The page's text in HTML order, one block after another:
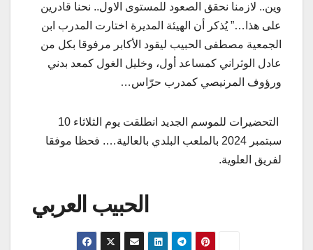
وين.. لازمنا نحقق الصعود للمستوى الاول.. نحنا قادرين
على هذا…” يُذكر أن الهيئة المديرة اختارت المدرب ابن
الجمعية مصطفى الحبيب ليقود الأكابر مرفوقا بكل من
عادل الوثراني كمساعد أول، وخليل الغول كمعد بدني
ورؤوف المرنيصي كمدرب حرّاس…
التحضيرات للموسم الجديد انطلقت يوم الثلاثاء 10
سبتمبر 2024 بالملعب البلدي بالعالية…. فحظا موفقا
لفريق العلوية.
الحبيب العربي